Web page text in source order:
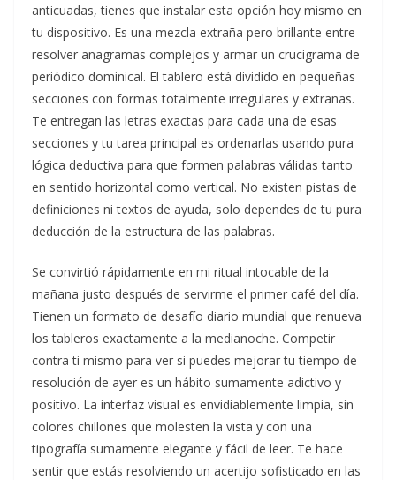
anticuadas, tienes que instalar esta opción hoy mismo en
tu dispositivo. Es una mezcla extraña pero brillante entre
resolver anagramas complejos y armar un crucigrama de
periódico dominical. El tablero está dividido en pequeñas
secciones con formas totalmente irregulares y extrañas.
Te entregan las letras exactas para cada una de esas
secciones y tu tarea principal es ordenarlas usando pura
lógica deductiva para que formen palabras válidas tanto
en sentido horizontal como vertical. No existen pistas de
definiciones ni textos de ayuda, solo dependes de tu pura
deducción de la estructura de las palabras.
Se convirtió rápidamente en mi ritual intocable de la
mañana justo después de servirme el primer café del día.
Tienen un formato de desafío diario mundial que renueva
los tableros exactamente a la medianoche. Competir
contra ti mismo para ver si puedes mejorar tu tiempo de
resolución de ayer es un hábito sumamente adictivo y
positivo. La interfaz visual es envidiablemente limpia, sin
colores chillones que molesten la vista y con una
tipografía sumamente elegante y fácil de leer. Te hace
sentir que estás resolviendo un acertijo sofisticado en las